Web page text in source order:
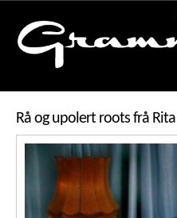
Rå og upolert roots frå Rita